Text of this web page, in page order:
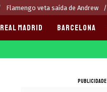
Flamengo veta saída de Andrew
REAL MADRID BARCELONA
PUBLICIDADE